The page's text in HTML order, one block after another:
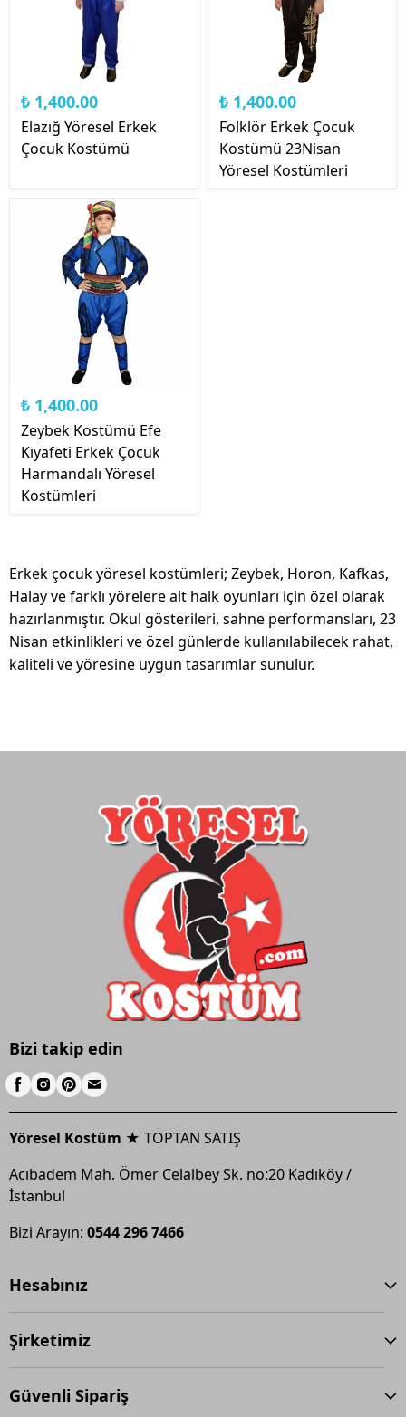
₺ 1,400.00
Elazığ Yöresel Erkek
Çocuk Kostümü
₺ 1,400.00
Folklör Erkek Çocuk
Kostümü 23Nisan
Yöresel Kostümleri
₺ 1,400.00
Zeybek Kostümü Efe
Kıyafeti Erkek Çocuk
Harmandalı Yöresel
Kostümleri
Erkek çocuk yöresel kostümleri; Zeybek, Horon, Kafkas,
Halay ve farklı yörelere ait halk oyunları için özel olarak
hazırlanmıştır. Okul gösterileri, sahne performansları, 23
Nisan etkinlikleri ve özel günlerde kullanılabilecek rahat,
kaliteli ve yöresine uygun tasarımlar sunulur.
Bizi takip edin
Yöresel Kostüm ★ TOPTAN SATIŞ
Acıbadem Mah. Ömer Celalbey Sk. no:20 Kadıköy /
İstanbul
Bizi Arayın: 0544 296 7466
Hesabınız
Şirketimiz
Güvenli Sipariş